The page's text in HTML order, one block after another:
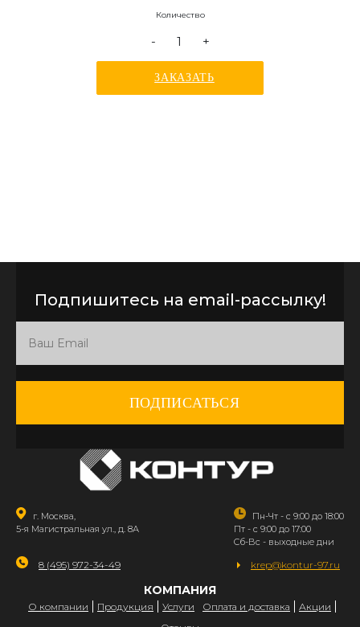
Количество
- +
ЗАКАЗАТЬ
Подпишитесь на email-рассылку!
ПОДПИСАТЬСЯ
г. Москва,
5-я Магистральная ул., д. 8А
Пн-Чт - с 9:00 до 18:00
Пт - с 9:00 до 17:00
Сб-Вс - выходные дни
8 (495) 972-34-49 krep@kontur-97.ru
КОМПАНИЯ
О компании Продукция Услуги Оплата и доставка
Акции